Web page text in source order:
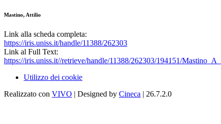
Mastino, Attilio
Link alla scheda completa:
https://iris.uniss.it/handle/11388/262303
Link al Full Text:
https://iris.uniss.it//retrieve/handle/11388/262303/194151/
Utilizzo dei cookie
Realizzato con VIVO | Designed by Cineca | 26.7.2.0